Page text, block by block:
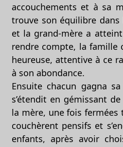
accouchements et à sa
trouve son équilibre
et la grand-mère a atteint
rendre compte, la famille
heureuse, attentive à ce
à son abondance.
Ensuite chacun gagna
s’étendit en gémissant
la mère, une fois fermées
couchèrent pensifs et
enfants, après avoir